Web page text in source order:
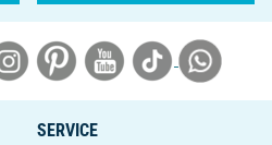
SERVICE